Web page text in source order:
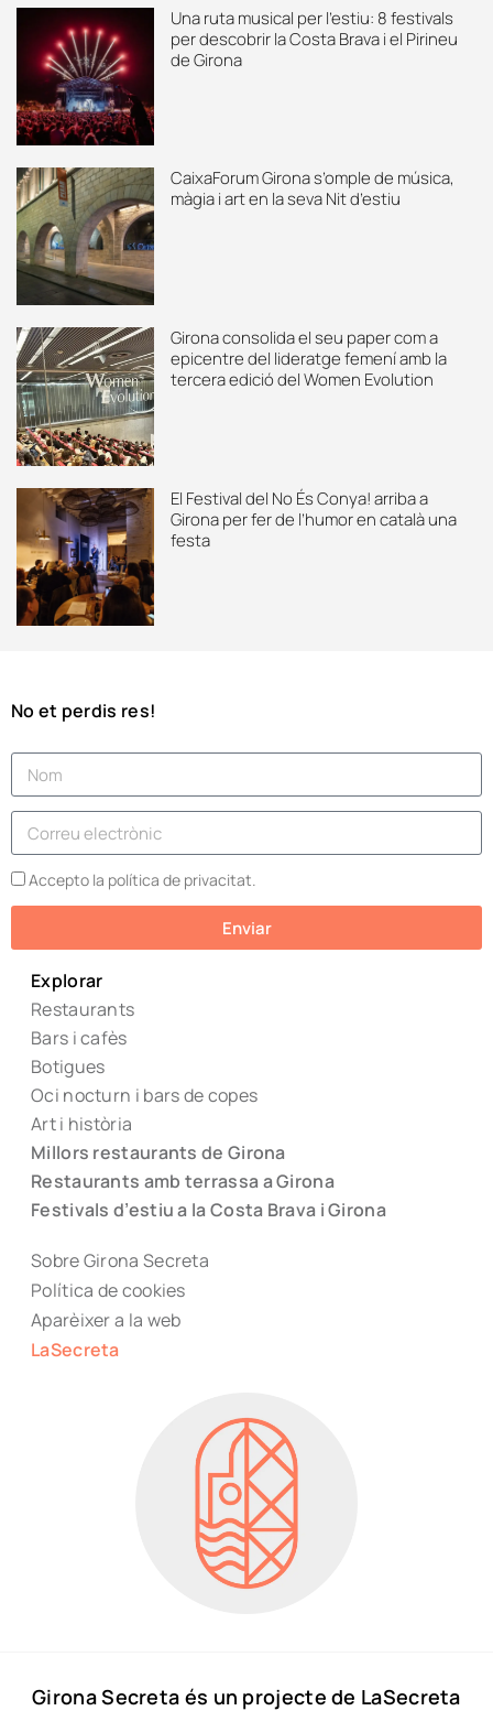
Una ruta musical per l’estiu: 8 festivals
per descobrir la Costa Brava i el Pirineu
de Girona
CaixaForum Girona s’omple de música,
màgia i art en la seva Nit d’estiu
Girona consolida el seu paper com a
epicentre del lideratge femení amb la
tercera edició del Women Evolution
El Festival del No És Conya! arriba a
Girona per fer de l’humor en català una
festa
No et perdis res!
Accepto la política de privacitat.
Enviar
Explorar
Restaurants
Bars i cafès
Botigues
Oci nocturn i bars de copes
Art i història
Millors restaurants de Girona
Restaurants amb terrassa a Girona
Festivals d’estiu a la Costa Brava i Girona
Sobre Girona Secreta
Política de cookies
Aparèixer a la web
LaSecreta
Girona Secreta és un projecte de LaSecreta